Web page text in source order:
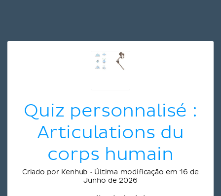
Quiz personnalisé :
Articulations du
corps humain
Criado por Kenhub • Última modificação em 16 de
Junho de 2026